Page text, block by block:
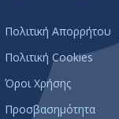
Πολιτική Απορρήτου
Πολιτική Cookies
Όροι Χρήσης
Προσβασημότητα